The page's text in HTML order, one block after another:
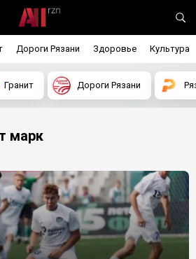
Дороги Рязани Здоровье Культура
Гранит Дороги Рязани
марк